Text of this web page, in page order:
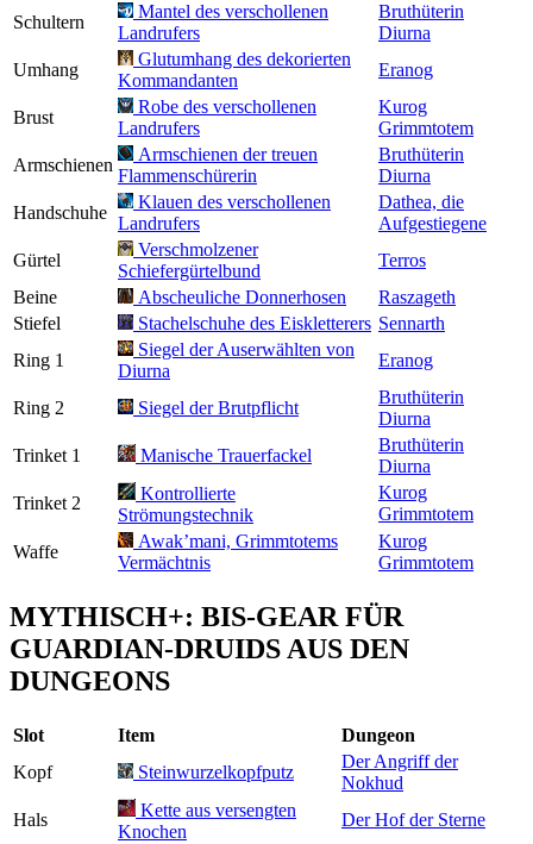
Schultern
Mantel des verschollenen
Landrufers
Bruthüterin
Diurna
Umhang
Glutumhang des dekorierten
Kommandanten
Eranog
Brust
Robe des verschollenen
Landrufers
Kurog
Grimmtotem
Armschienen
Armschienen der treuen
Flammenschürerin
Bruthüterin
Diurna
Handschuhe
Klauen des verschollenen
Landrufers
Dathea, die
Aufgestiegene
Gürtel
Verschmolzener
Schiefergürtelbund
Terros
Beine
Abscheuliche Donnerhosen
Raszageth
Stiefel
Stachelschuhe des Eiskletterers Sennarth
Ring 1
Siegel der Auserwählten von
Diurna
Eranog
Ring 2 Siegel der Brutpflicht
Bruthüterin
Diurna
Trinket 1
Manische Trauerfackel
Bruthüterin
Diurna
Trinket 2
Kontrollierte
Strömungstechnik
Kurog
Grimmtotem
Waffe
Awak’mani, Grimmtotems
Vermächtnis
Kurog
Grimmtotem
MYTHISCH+: BIS-GEAR FÜR
GUARDIAN-DRUIDS AUS DEN
DUNGEONS
Slot Item
Dungeon
Kopf
Steinwurzelkopfputz
Der Angriff der
Nokhud
Hals
Kette aus versengten
Knochen
Der Hof der Sterne